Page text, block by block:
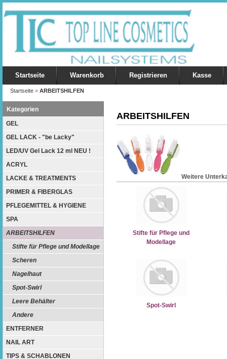
Startseite Warenkorb Registrieren Kasse
Startseite » ARBEITSHILFEN
Kategorien
GEL
GEL LACK - "be Lacky"
LED/UV Gel Lack 12 ml NEU !
ACRYL
LACKE & TREATMENTS
PRIMER & FIBERGLAS
PFLEGEMITTEL & HYGIENE
SPA
ARBEITSHILFEN
Stifte für Pflege und Modellage
Scheren
Nagelhaut
Spot-Swirl
Leere Behälter
Andere
ENTFERNER
NAIL ART
TIPS & SCHABLONEN
ARBEITSHILFEN
Weitere
Stifte für Pflege und
Modellage
Spot-Swirl